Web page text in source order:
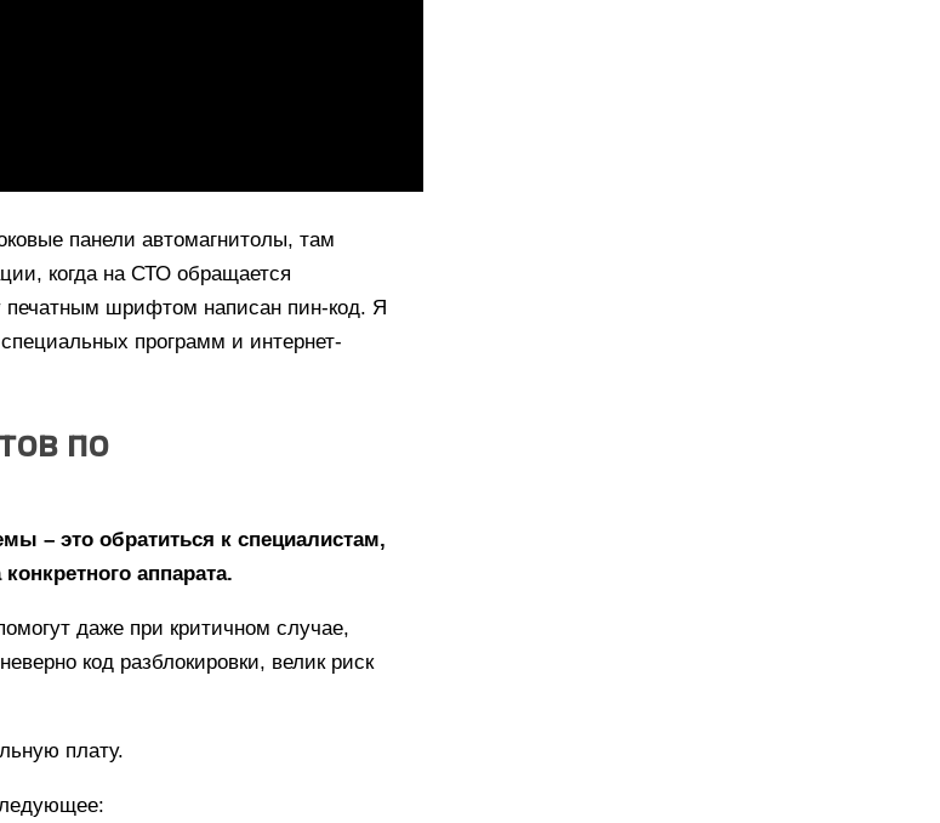
панели автомагнитолы, там
когда на СТО обращается
печатным шрифтом написан пин-код. Я
программ и интернет-
по
– это обратиться к специалистам,
аппарата.
даже при критичном случае,
код разблокировки, велик риск
плату.